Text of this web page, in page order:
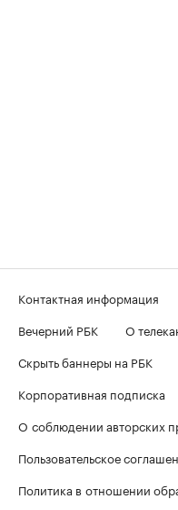
Контактная информация
Вечерний РБК
О
Скрыть баннеры на РБК
Корпоративная подписка
О соблюдении авторских
Пользовательское
Политика в отношении